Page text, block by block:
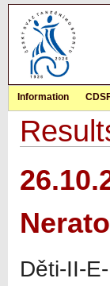
Information
Děti-II-